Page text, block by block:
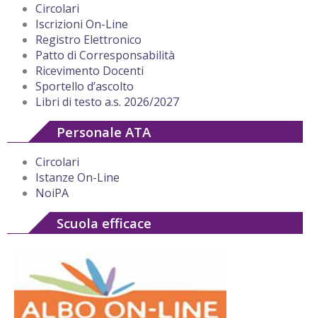
Circolari
Iscrizioni On-Line
Registro Elettronico
Patto di Corresponsabilità
Ricevimento Docenti
Sportello d’ascolto
Libri di testo a.s. 2026/2027
Personale ATA
Circolari
Istanze On-Line
NoiPA
Scuola efficace